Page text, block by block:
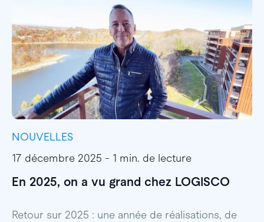
NOUVELLES
17 décembre 2025 - 1 min. de lecture
En 2025, on a vu grand chez LOGISCO
Retour sur 2025 : une année de réalisations, de